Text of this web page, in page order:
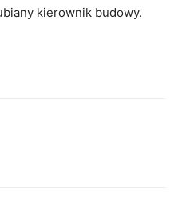
kierownik budowy.